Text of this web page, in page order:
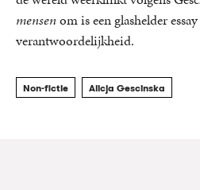
mensenom is een glashelder
verantwoordelijkheid.
Non-fictie Alicja Gescinska